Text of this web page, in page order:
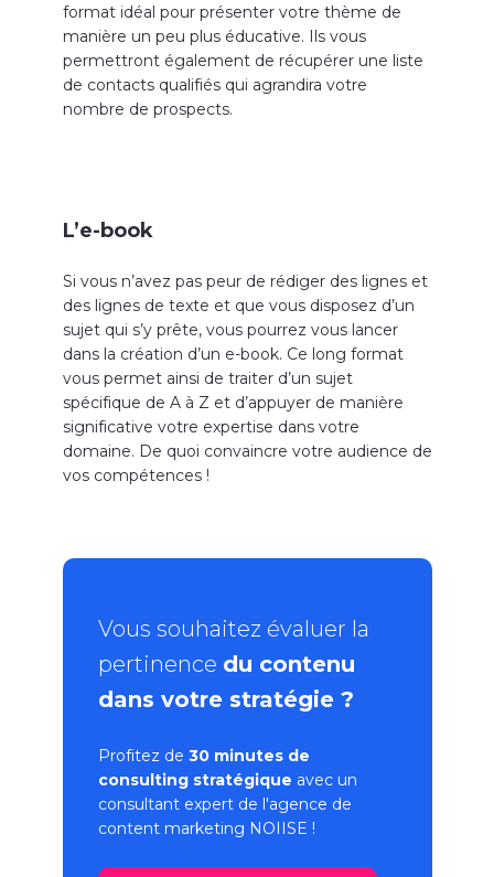
format idéal pour présenter votre thème de
manière un peu plus éducative. Ils vous
permettront également de récupérer une liste
de contacts qualifiés qui agrandira votre
nombre de prospects.
L’e-book
Si vous n’avez pas peur de rédiger des lignes et
des lignes de texte et que vous disposez d’un
sujet qui s’y prête, vous pourrez vous lancer
dans la création d’un e-book. Ce long format
vous permet ainsi de traiter d’un sujet
spécifique de A à Z et d’appuyer de manière
significative votre expertise dans votre
domaine. De quoi convaincre votre audience de
vos compétences !
Vous souhaitez évaluer la
pertinence du contenu
dans votre stratégie ?
Profitez de 30 minutes de
consulting stratégique avec un
consultant expert de l'agence de
content marketing NOIISE !